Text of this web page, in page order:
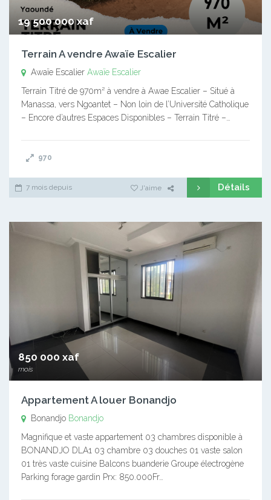
19 500 000 xaf
Terrain A vendre Awaïe Escalier
Awaïe Escalier Awaïe Escalier
Terrain Titré de 970m² à vendre à Awae Escalier – Situé à
Manassa, vers Ngoantet – Non loin de l’Université Catholique
– Encore d’autres Espaces Disponibles – Terrain Titré –…
970
7 mois depuis J'aime Détails
850 000 xaf
mois
Appartement A louer Bonandjo
Bonandjo Bonandjo
Magnifique et vaste appartement 03 chambres disponible à
BONANDJO DLA1 03 chambre 03 douches 01 vaste salon
01 très vaste cuisine Balcons buanderie Groupe électrogène
Parking forage gardin Prx: 850.000Fr…